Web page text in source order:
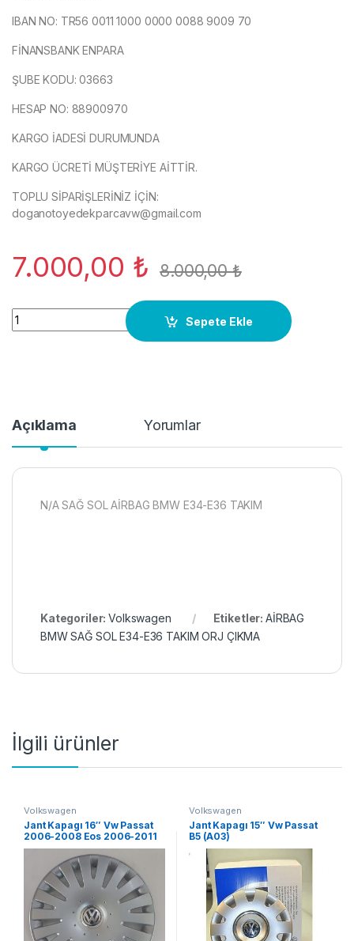
IBAN NO: TR56 0011 1000 0000 0088 9009 70
FİNANSBANK ENPARA
ŞUBE KODU: 03663
HESAP NO: 88900970
KARGO İADESİ DURUMUNDA
KARGO ÜCRETİ MÜŞTERİYE AİTTİR.
TOPLU SİPARİŞLERİNİZ İÇİN:
doganotoyedekparcavw@gmail.com
7.000,00 ₺ 8.000,00₺
AİRBAG BMW SAĞ SOL E34-E36 TAKIM ORJ ÇIKMA quantity
Sepete Ekle
Açıklama Yorumlar
N/A SAĞ SOL AİRBAG BMW E34-E36 TAKIM
Kategoriler:Volkswagen Etiketler: AİRBAG
BMW SAĞ SOL E34-E36 TAKIM ORJ ÇIKMA
İlgili ürünler
Volkswagen
Jant Kapagı 16″ Vw Passat
2006-2008 Eos 2006-2011
(A03)
Volkswagen
Jant Kapagı 15″ Vw Passat
B5 (A03)